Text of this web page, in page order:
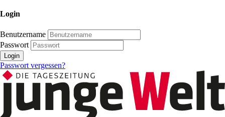
Login
Benutzername
Passwort
Login
Passwort vergessen?